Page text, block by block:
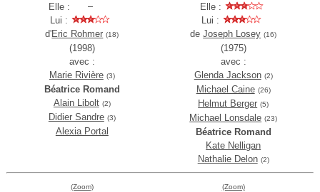
Elle :
Lui :
d'Eric Rohmer (18)
(1998)
avec :
Marie Rivière (3)
Béatrice Romand
Alain Libolt (2)
Didier Sandre (3)
Alexia Portal
Elle :
Lui :
deJoseph Losey (16)
(1975)
avec :
Glenda Jackson (2)
Michael Caine (26)
Helmut Berger (5)
Michael Lonsdale (23)
Béatrice Romand
Kate Nelligan
Nathalie Delon (2)
(Zoom) (Zoom)